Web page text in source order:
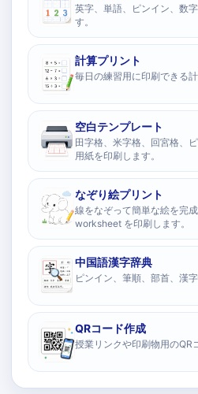
英字、単語、ピンイン、数
す。
計算プリント
毎日の練習用に印刷できる
空白テンプレート
田字格、米字格、回宮格、
用紙を印刷します。
なぞり絵プリント
線をなぞって簡単な絵を完
worksheet を印刷します。
中国語漢字辞典
ピンイン、筆順、部首、漢
QRコード作成
授業リンクや印刷物用のQR